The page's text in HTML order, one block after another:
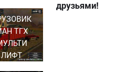
ТГХ
ЛИФТ
друзьями!